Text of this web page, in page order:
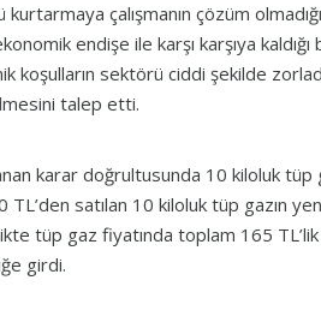
kurtarmaya çalışmanın çözüm
endişe ile karşı karşıya kaldığı
koşulların sektörü ciddi şekilde
talep etti.
karar doğrultusunda 10 kiloluk tüp
satılan 10 kiloluk tüp gazın
tüp gaz fiyatında toplam 165
girdi.